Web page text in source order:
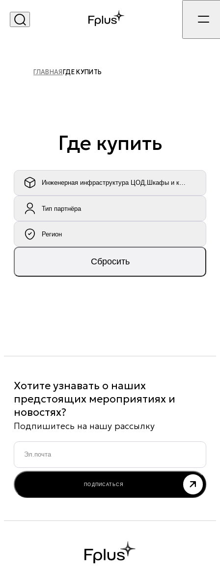
ГЛАВНАЯ ГДЕ КУПИТЬ
Где купить
Инженерная инфраструктура ЦОД,Шкафы и корпусное
Тип партнёра
Регион
Сбросить
Хотите узнавать о наших
предстоящих мероприятиях и
новостях?
Подпишитесь на нашу рассылку
Email
ПОДПИСАТЬСЯ